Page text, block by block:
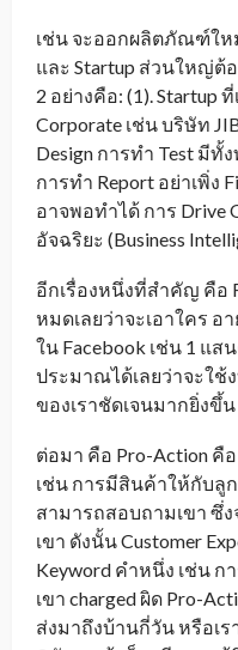
เช่น จะออกผลิตภัณฑ์ให
และ Startup ส่วนใหญ่ต้
2 อย่างคือ: (1). Startup
Corporate เช่น บริษัท
Design การทำ Test มี
การทำ Report อย่าเพิ่ง
อาจพอทำได้ การ Drive
อัจฉริยะ (Business
อีกเรื่องหนึ่งที่สำคัญ คือ
หมดเลยว่าจะเอาใคร อ
ใน Facebook เช่น 1 แ
ประมาณได้เลยว่าจะใช้
ของเราชัดเจนมากยิ่งขึ้
ต่อมา คือ Pro-Action คื
เช่น การมีสินค้าให้กับลู
สามารถสอบถามเขา ซึ่
เขา ดังนั้น Customer
Keyword คำหนึ่ง เช่น ก
เขา charged ผิด Pro-
ส่งมาถึงบ้านกี่วัน หรือเ